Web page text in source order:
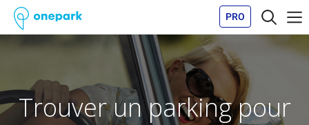
PRO
Trouver un parking pour